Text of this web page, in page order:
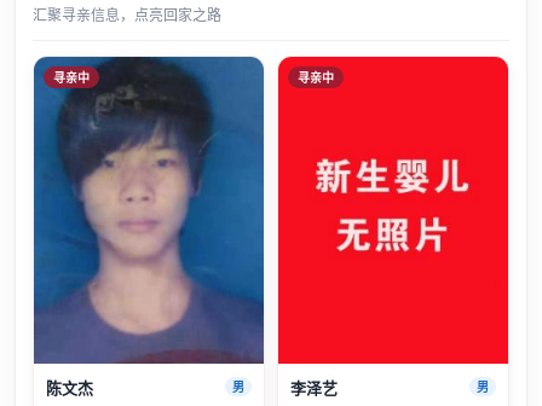
汇聚寻亲信息，点亮回家之路
寻亲中
陈文杰 男
寻亲中
李泽艺 男